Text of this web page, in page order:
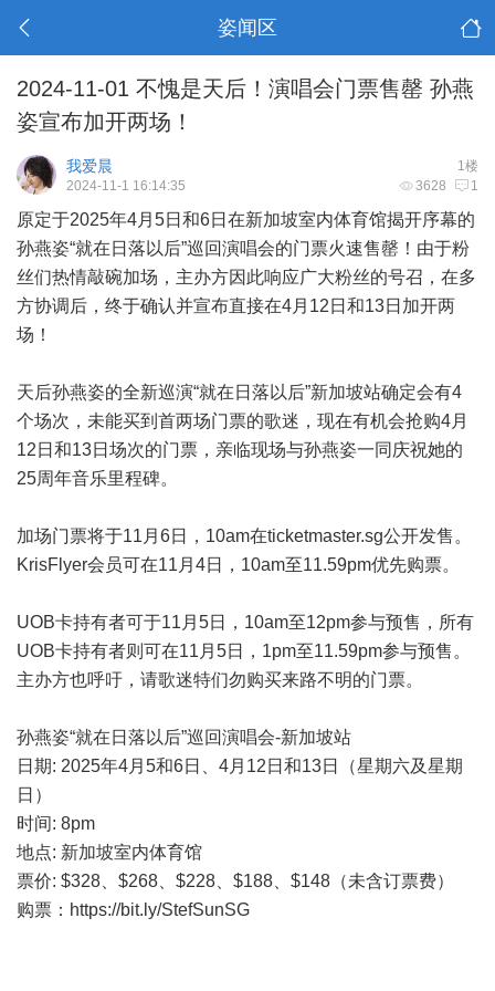
姿闻区
2024-11-01 不愧是天后！演唱会门票售罄 孙燕
姿宣布加开两场！
1楼
我爱晨
3628 1
2024-11-1 16:14:35
原定于2025年4月5日和6日在新加坡室内体育馆揭开序幕的
孙燕姿“就在日落以后”巡回演唱会的门票火速售罄！由于粉
丝们热情敲碗加场，主办方因此响应广大粉丝的号召，在多
方协调后，终于确认并宣布直接在4月12日和13日加开两
场！
天后孙燕姿的全新巡演“就在日落以后”新加坡站确定会有4
个场次，未能买到首两场门票的歌迷，现在有机会抢购4月
12日和13日场次的门票，亲临现场与孙燕姿一同庆祝她的
25周年音乐里程碑。
加场门票将于11月6日，10am在ticketmaster.sg公开发售。
KrisFlyer会员可在11月4日，10am至11.59pm优先购票。
UOB卡持有者可于11月5日，10am至12pm参与预售，所有
UOB卡持有者则可在11月5日，1pm至11.59pm参与预售。
主办方也呼吁，请歌迷特们勿购买来路不明的门票。
孙燕姿“就在日落以后”巡回演唱会-新加坡站
日期: 2025年4月5和6日、4月12日和13日（星期六及星期
日）
时间: 8pm
地点: 新加坡室内体育馆
票价: $328、$268、$228、$188、$148（未含订票费）
购票： https://bit.ly/StefSunSG